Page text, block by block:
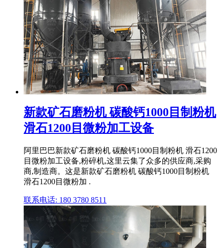
新款矿石磨粉机 碳酸钙1000目制粉机
滑石1200目微粉加工设备
阿里巴巴新款矿石磨粉机 碳酸钙1000目制粉机 滑石1200
目微粉加工设备,粉碎机,这里云集了众多的供应商,采购
商,制造商。这是新款矿石磨粉机 碳酸钙1000目制粉机
滑石1200目微粉加 .
联系电话: 180 3780 8511